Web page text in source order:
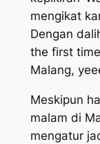
mengikat
Dengan
the first
Malang,
Meskipun
malam di
mengatur